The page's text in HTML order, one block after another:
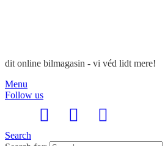
dit online bilmagasin - vi véd lidt mere!
Menu
Follow us
Search